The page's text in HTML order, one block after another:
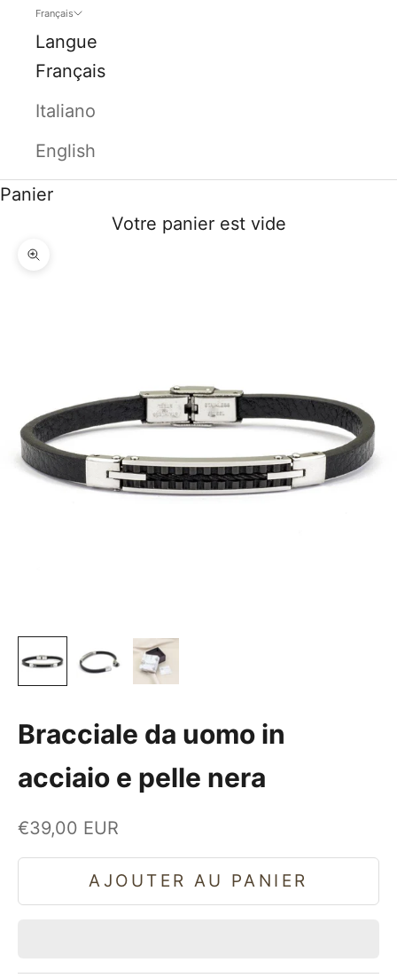
Français
Langue
Français
Italiano
English
Panier
Votre panier est vide
Zoomer sur l'image
Bracciale da uomo in
acciaio e pelle nera
Prix de vente
€39,00 EUR
AJOUTER AU PANIER